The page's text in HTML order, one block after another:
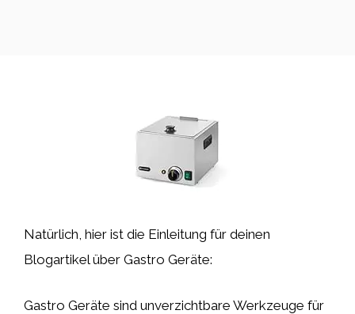
Natürlich, hier ist die Einleitung für deinen
Blogartikel über Gastro Geräte:
Gastro Geräte sind unverzichtbare Werkzeuge für